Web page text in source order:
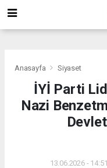
Anasayfa Siyaset
İYİ Parti
Nazi
13.06.2026 -